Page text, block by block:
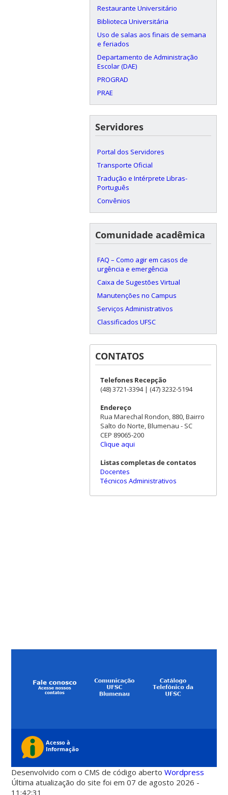
Restaurante Universitário
Biblioteca Universitária
Uso de salas aos finais de semana
e feriados
Departamento de Administração
Escolar (DAE)
PROGRAD
PRAE
Servidores
Portal dos Servidores
Transporte Oficial
Tradução e Intérprete Libras-
Português
Convênios
Comunidade acadêmica
FAQ – Como agir em casos de
urgência e emergência
Caixa de Sugestões Virtual
Manutenções no Campus
Serviços Administrativos
Classificados UFSC
CONTATOS
Telefones Recepção
(48) 3721-3394 | (47) 3232-5194
Endereço
Rua Marechal Rondon, 880, Bairro
Salto do Norte, Blumenau - SC
CEP 89065-200
Clique aqui
Listas completas de contatos
Docentes
Técnicos Administrativos
Desenvolvido com o CMS de código abertoWordpress
Última atualização do site foi em 07 de agosto 2026 -
11:42:31